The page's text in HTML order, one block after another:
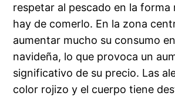
respetar al pescado en la forma
hay de comerlo. En la zona
aumentar mucho su consumo
navideña, lo que provoca un
significativo de su precio. Las
color rojizo y el cuerpo tiene